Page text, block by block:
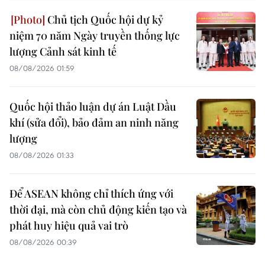
Chủ tịch Quốc hội dự kỷ
niệm 70 năm Ngày truyền thống lực
lượng Cảnh sát kinh tế
08/08/2026 01:59
Quốc hội thảo luận dự án Luật Dầu
khí (sửa đổi), bảo đảm an ninh năng
lượng
08/08/2026 01:33
Để ASEAN không chỉ thích ứng với
thời đại, mà còn chủ động kiến tạo và
phát huy hiệu quả vai trò
08/08/2026 00:39